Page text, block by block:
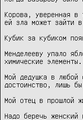
Корова, уверенная в
ей зла может зайти
Кубик за кубиком
Менделееву упало
химические элементы.
Мой дедушка в любой
достоинство, лишь
Мой отец в прошлой
Надо беречь женский